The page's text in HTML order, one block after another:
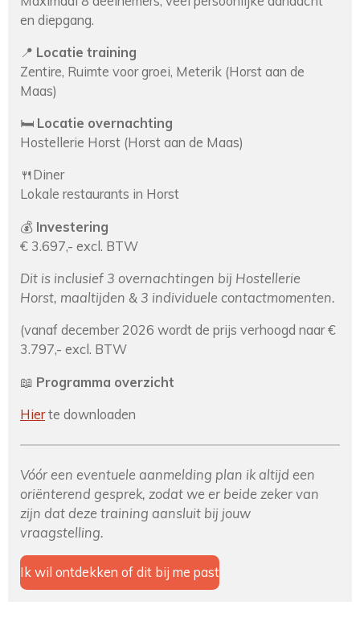
en diepgang.
📍 Locatie training
Zentire, Ruimte voor groei, Meterik (Horst aan de
Maas)
🛏️ Locatie overnachting
Hostellerie Horst (Horst aan de Maas)
🍴Diner
Lokale restaurants in Horst
💰 Investering
€ 3.697,- excl. BTW
Dit is inclusief 3 overnachtingen bij Hostellerie
Horst, maaltijden & 3 individuele contactmomenten.
(vanaf december 2026 wordt de prijs verhoogd naar €
3.797,- excl. BTW
📖 Programma overzicht
Hierte downloaden
Vóór een eventuele aanmelding plan ik altijd een
oriënterend gesprek, zodat we er beide zeker van
zijn dat deze training aansluit bij jouw
vraagstelling.
Ik wil ontdekken of dit bij me past